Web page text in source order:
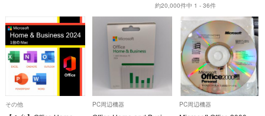
約20,000件中 1 - 36件
その他 PC周辺機器 PC周辺機器